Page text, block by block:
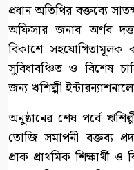
প্রধান অতিথির বক্তব্যে
অফিসার জনাব অর্ণব
বিকাশে সহযোগিতামূলক
সুবিধাবঞ্চিত ও বিশেষ
জন্য ঋশিল্পী
অনুষ্ঠানের শেষ পর্বে
তোজি সমাপনী বক্তব্য
প্রাক-প্রাথমিক শিক্ষার্থী